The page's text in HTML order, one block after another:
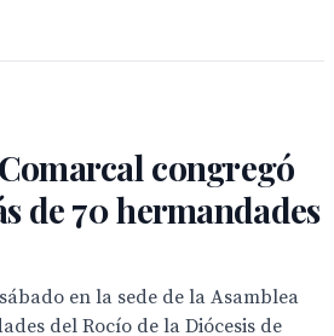
congregó
de 70 hermandades
en la sede de la Asamblea
del Rocío de la Diócesis de